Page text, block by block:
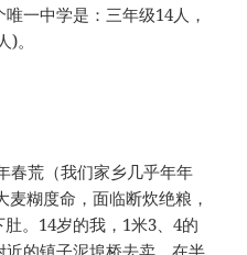
一中学是：三年级14人，
。
荒（我们家乡几乎年年
糊度命，面临断炊绝粮，
。14岁的我，1米3、4的
的镇子泥埠桥去卖。在半